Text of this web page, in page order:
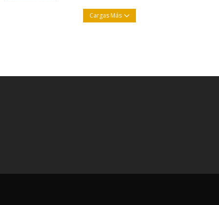
Cargas Más